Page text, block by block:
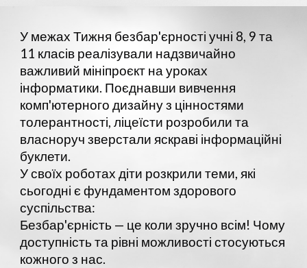
У межах Тижня безбар'єрності учні 8, 9 та
11 класів реалізували надзвичайно
важливий мініпроєкт на уроках
інформатики. Поєднавши вивчення
комп'ютерного дизайну з цінностями
толерантності, ліцеїсти розробили та
власноруч зверстали яскраві інформаційні
буклети.
У своїх роботах діти розкрили теми, які
сьогодні є фундаментом здорового
суспільства:
Безбар'єрність — це коли зручно всім! Чому
доступність та рівні можливості стосуються
кожного з нас.